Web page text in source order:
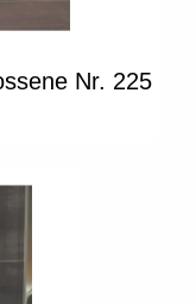
Nr. 225